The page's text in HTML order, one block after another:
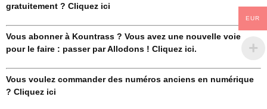
gratuitement ? Cliquez ici
Vous abonner à Kountrass ? Vous avez une nouvelle voie
pour le faire : passer par Allodons ! Cliquez ici.
Vous voulez commander des numéros anciens en numérique
? Cliquez ici
EUR